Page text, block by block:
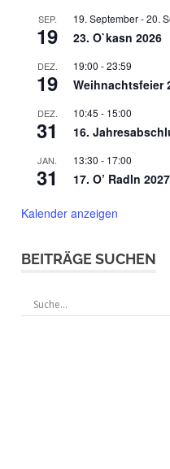
SEP.
19
19. September-20.
23. O`kasn 2026
DEZ.
19
19:00 -23:59
Weihnachtsfeier
DEZ.
31
10:45 - 15:00
16.
JAN.
31
13:30 - 17:00
17. O’ Radln 2027
Kalender anzeigen
BEITRÄGE SUCHEN